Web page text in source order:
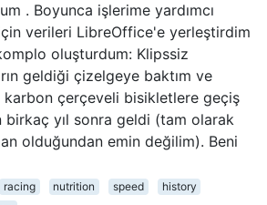
. Boyunca işlerime yardımcı
verileri LibreOffice'e yerleştirdim
oluşturdum: Klipssiz
geldiği çizelgeye baktım ve
karbon çerçeveli bisikletlere geçiş
birkaç yıl sonra geldi (tam olarak
olduğundan emin değilim). Beni
racing nutrition speed
history